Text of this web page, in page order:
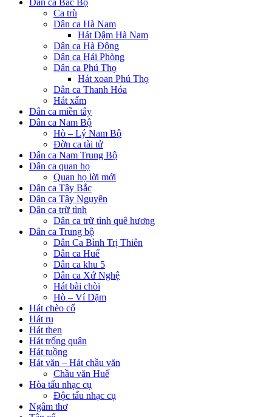
Ca trù
Dân ca Hà Nam
Hát Dậm Hà Nam
Dân ca Hà Đông
Dân ca Hải Phòng
Dân ca Phú Thọ
Hát xoan Phú Thọ
Dân ca Thanh Hóa
Hát xẩm
Dân ca miền tây
Dân ca Nam Bộ
Hò – Lý Nam Bộ
Đờn ca tài tử
Dân ca Nam Trung Bộ
Dân ca quan họ
Quan họ lời mới
Dân ca Tây Bắc
Dân ca Tây Nguyên
Dân ca trữ tình
Dân ca trữ tình quê hương
Dân ca Trung bộ
Dân Ca Bình Trị Thiên
Dân ca Huế
Dân ca khu 5
Dân ca Xứ Nghệ
Hát bài chòi
Hò – Ví Dặm
Hát chèo cổ
Hát ru
Hát then
Hát trống quân
Hát tuồng
Hát văn – Hát chầu văn
Chầu văn Huế
Hòa tấu nhạc cụ
Độc tấu nhạc cụ
Ngâm thơ